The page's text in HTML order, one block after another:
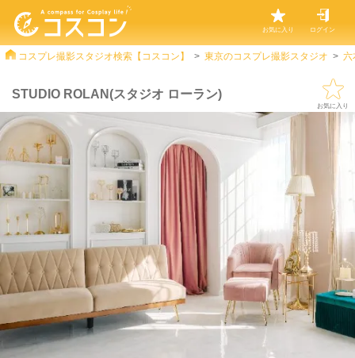
お気に入り ログイン
コスプレ撮影スタジオ検索【コスコン】 東京のコスプレ撮影スタジオ 六
STUDIO ROLAN(スタジオ ローラン)
お気に入り